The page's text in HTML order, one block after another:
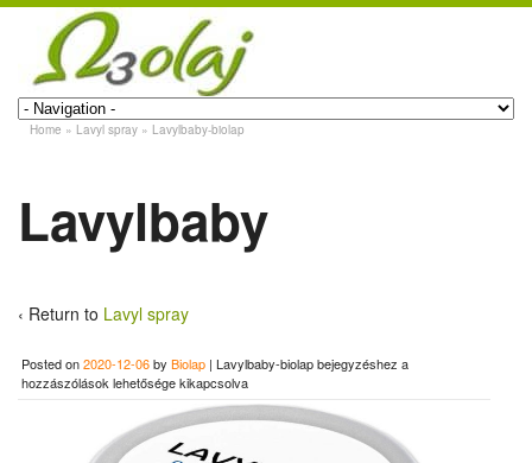
Home » Lavyl spray » Lavylbaby-biolap
Lavylbaby
‹ Return to Lavyl spray
Posted on2020-12-06by Biolap | Lavylbaby-biolap bejegyzéshez a
hozzászólások lehetősége kikapcsolva